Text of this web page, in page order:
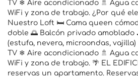
TV ❄ Aire acondicionado 🚿 Agua
WiFi y zona de trabajo. ¿Por qué
Nuestro Loft 🛏 Cama queen
doble 🌅 Balcón privado amoblado
(estufa, nevera, microondas, vajilla)
TV ❄ Aire acondicionado 🚿 Agua
WiFi y zona de trabajo. 🌴 EL
reservas un apartamento.